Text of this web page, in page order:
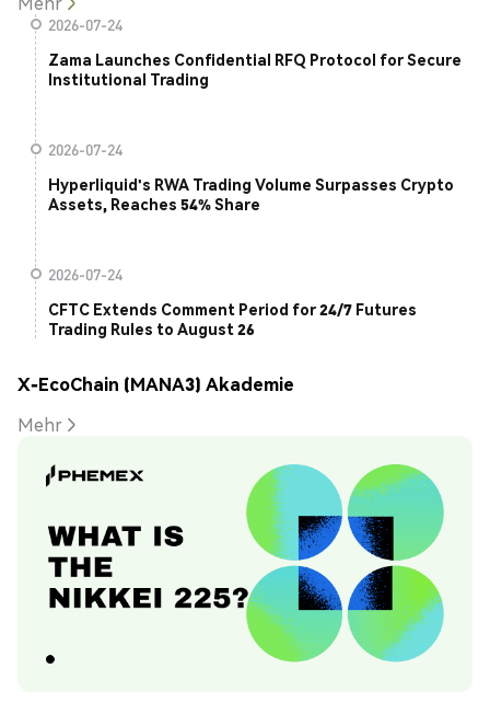
2026-07-24
Zama Launches Confidential RFQ Protocol for Secure
Institutional Trading
2026-07-24
Hyperliquid's RWA Trading Volume Surpasses Crypto
Assets, Reaches 54% Share
2026-07-24
CFTC Extends Comment Period for 24/7 Futures
Trading Rules to August 26
X-EcoChain (MANA3) Akademie
Mehr